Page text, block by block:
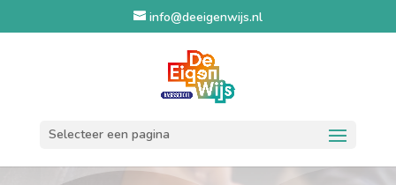
info@deeigenwijs.nl
Selecteer een pagina